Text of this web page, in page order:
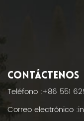
CONTÁCTENOS
Teléfono :+86 551
Correo electrónico :